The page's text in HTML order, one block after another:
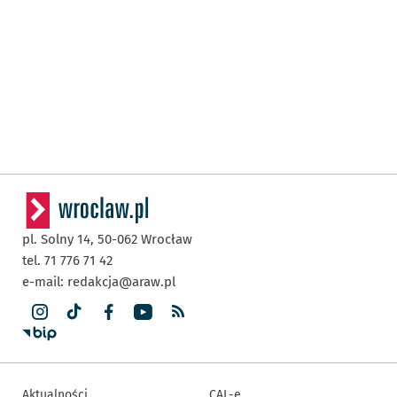
pl. Solny 14, 50-062 Wrocław
tel. 71 776 71 42
e-mail: redakcja@araw.pl